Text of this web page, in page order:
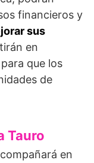
financieros y
sus
en
que los
de
Tauro
en